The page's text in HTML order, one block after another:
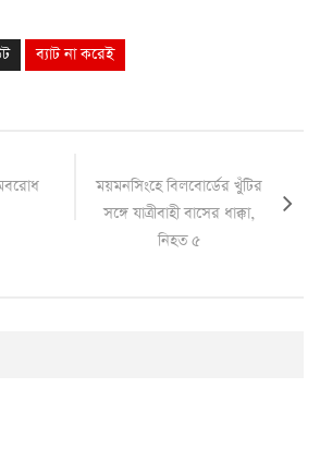
ব্যাট না করেই
ময়মনসিংহে বিলবোর্ডের খুঁটির
সঙ্গে যাত্রীবাহী বাসের ধাক্কা,
নিহত ৫